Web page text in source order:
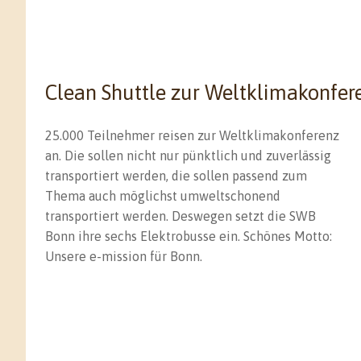
Clean Shuttle zur
25.000 Teilnehmer reisen zur Weltklimakonferenz
an. Die sollen nicht nur pünktlich und zuverlässig
transportiert werden, die sollen passend zum
Thema auch möglichst umweltschonend
transportiert werden. Deswegen setzt die SWB
Bonn ihre sechs Elektrobusse ein. Schönes Motto:
Unsere e-mission für Bonn.